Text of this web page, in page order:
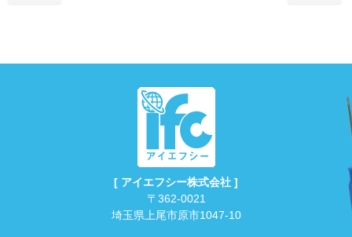
[ アイエフシー株式会社 ]
〒362-0021
埼玉県上尾市原市1047-10